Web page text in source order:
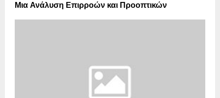
Μια Ανάλυση Επιρροών και Προοπτικών